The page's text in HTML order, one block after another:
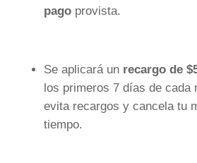
pago provista.
Se aplicará un recargo de
los primeros 7 días de cada
evita recargos y cancela tu
tiempo.